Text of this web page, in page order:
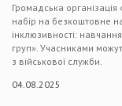
Громадська
набір на безкоштовне
інклюзивності:
груп». Учасниками
з військової служби.
04.08.2025